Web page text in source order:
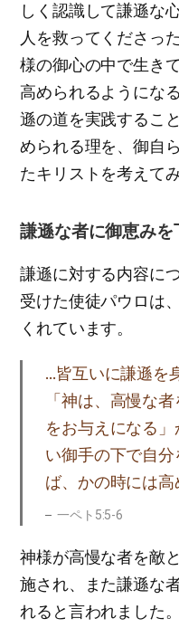
しく認識して謙遜な
人を救ってくださっ
様の御心の中で生き
高められるようにな
遜の道を実践するこ
められる理を、御自
たキリストを考えて
謙遜な者に御恵みを
謙遜に対する内容に
受けた使徒パウロは
くれています。
…皆互いに謙遜を
「神は、高慢な
をお与えになる
い御手の下で自
ば、かの時には高
一ペト5:5-6
神様が高慢な者を敵
施され、また謙遜な
れると言われました